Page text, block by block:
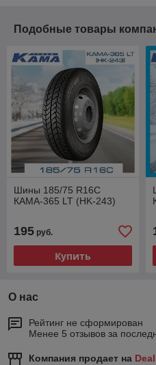
Подобные товары
Шины 185/75 R16C
КАМА-365 LT (HK-243)
195 руб.
Купить
О нас
Рейтинг не сформирован
Менее 5 отзывов за
Компания продает на